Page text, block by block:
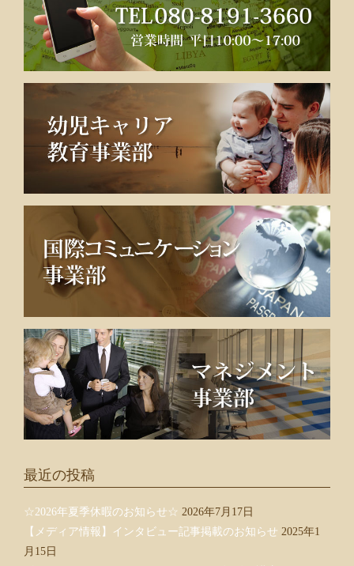
最近の投稿
☆2026年夏季休暇のお知らせ☆ 2026年7月17日
【メディア情報】インタビュー記事掲載のお知らせ 2025年1
月15日